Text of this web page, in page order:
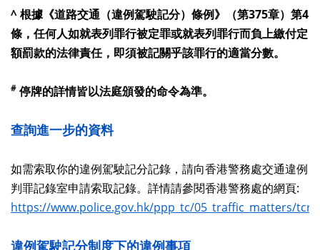
^ 根據《道路交通（違例駕駛記分）條例》（第375章）第4
條，任何人如就表列罪行被定罪或就表列罪行而負上繳付定
額罰款的法律責任，即須被記關乎該罪行的適當分數。
# 停牌的詳情皆以法庭頒發的命令為準。
查詢進一步的資料
如需索取你的違例駕駛記分記錄，請向香港警務處交通違例
判罪記錄室申請索取記錄。詳情請參閱香港警務處的網頁:
https://www.police.gov.hk/ppp_tc/05_traffic_matters/
違例駕駛記分制度下的違例事項